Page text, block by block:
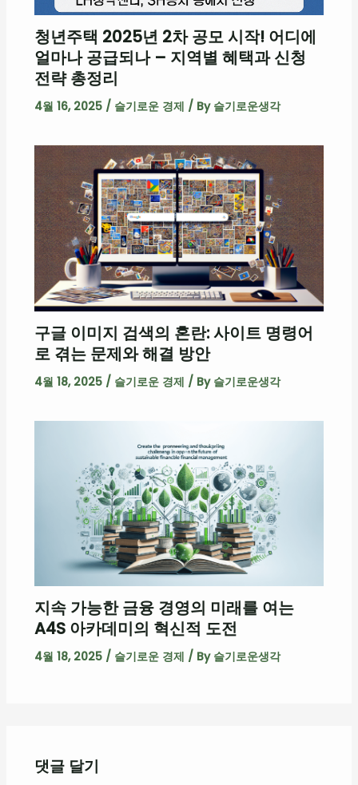
청년주택 2025년 2차 공모 시작! 어디에
얼마나 공급되나 – 지역별 혜택과 신청
전략 총정리
4월 16, 2025 / 슬기로운 경제 / By 슬기로운생각
구글 이미지 검색의 혼란: 사이트 명령어
로 겪는 문제와 해결 방안
4월 18, 2025 / 슬기로운 경제 / By 슬기로운생각
지속 가능한 금융 경영의 미래를 여는
A4S 아카데미의 혁신적 도전
4월 18, 2025 / 슬기로운 경제 / By 슬기로운생각
댓글 달기